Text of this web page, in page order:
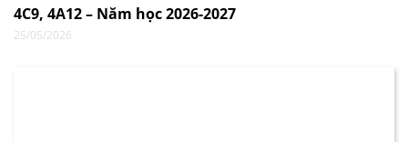
4C9, 4A12 – Năm học 2026-2027
25/05/2026